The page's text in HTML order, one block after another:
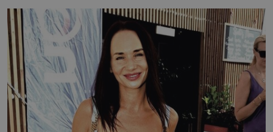
tisíc příslušnic svého včelstva, vznikne jeden z
nejdokonalejších organismů